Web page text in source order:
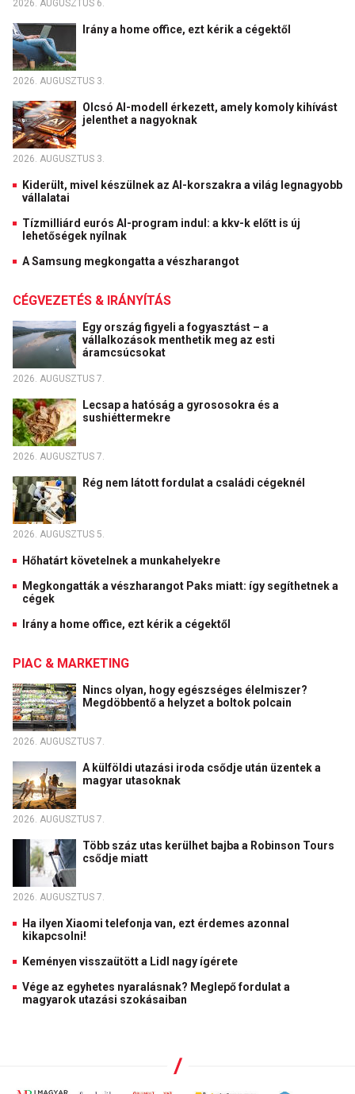
2026. AUGUSZTUS 6.
Irány a home office, ezt kérik a cégektől
2026. AUGUSZTUS 3.
Olcsó AI-modell érkezett, amely komoly kihívást
jelenthet a nagyoknak
2026. AUGUSZTUS 3.
Kiderült, mivel készülnek az AI-korszakra a világ legnagyobb
vállalatai
Tízmilliárd eurós AI-program indul: a kkv-k előtt is új
lehetőségek nyílnak
A Samsung megkongatta a vészharangot
CÉGVEZETÉS & IRÁNYÍTÁS
Egy ország figyeli a fogyasztást – a
vállalkozások menthetik meg az esti
áramcsúcsokat
2026. AUGUSZTUS 7.
Lecsap a hatóság a gyrososokra és a
sushiéttermekre
2026. AUGUSZTUS 7.
Rég nem látott fordulat a családi cégeknél
2026. AUGUSZTUS 5.
Hőhatárt követelnek a munkahelyekre
Megkongatták a vészharangot Paks miatt: így segíthetnek a
cégek
Irány a home office, ezt kérik a cégektől
PIAC & MARKETING
Nincs olyan, hogy egészséges élelmiszer?
Megdöbbentő a helyzet a boltok polcain
2026. AUGUSZTUS 7.
A külföldi utazási iroda csődje után üzentek a
magyar utasoknak
2026. AUGUSZTUS 7.
Több száz utas kerülhet bajba a Robinson Tours
csődje miatt
2026. AUGUSZTUS 7.
Ha ilyen Xiaomi telefonja van, ezt érdemes azonnal
kikapcsolni!
Keményen visszaütött a Lidl nagy ígérete
Vége az egyhetes nyaralásnak? Meglepő fordulat a
magyarok utazási szokásaiban